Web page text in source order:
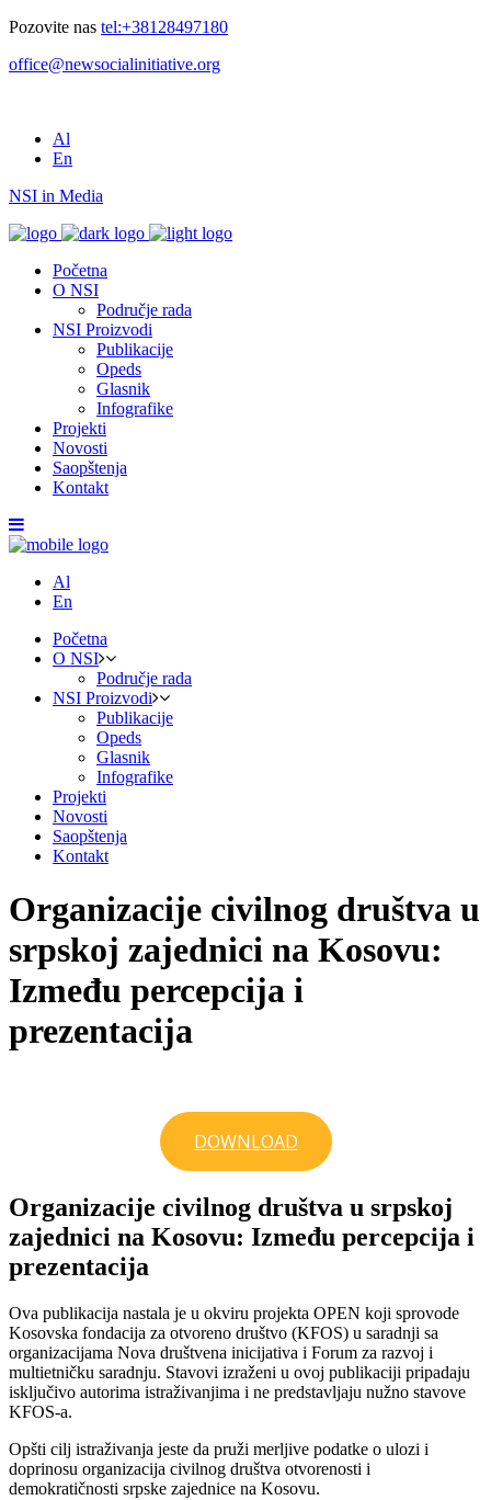
Pozovite nas tel:+38128497180
office@newsocialinitiative.org
Al
En
NSI in Media
Početna
O NSI
Područje rada
NSI Proizvodi
Publikacije
Opeds
Glasnik
Infografike
Projekti
Novosti
Saopštenja
Kontakt
Al
En
Početna
O NSI
Područje rada
NSI Proizvodi
Publikacije
Opeds
Glasnik
Infografike
Projekti
Novosti
Saopštenja
Kontakt
Organizacije civilnog društva u
srpskoj zajednici na Kosovu:
Između percepcija i
prezentacija
DOWNLOAD
Organizacije civilnog društva u srpskoj
zajednici na Kosovu: Između percepcija i
prezentacija
Ova publikacija nastala je u okviru projekta OPEN koji sprovode
Kosovska fondacija za otvoreno društvo (KFOS) u saradnji sa
organizacijama Nova društvena inicijativa i Forum za razvoj i
multietničku saradnju. Stavovi izraženi u ovoj publikaciji pripadaju
isključivo autorima istraživanjima i ne predstavljaju nužno stavove
KFOS-a.
Opšti cilj istraživanja jeste da pruži merljive podatke o ulozi i
doprinosu organizacija civilnog društva otvorenosti i
demokratičnosti srpske zajednice na Kosovu.